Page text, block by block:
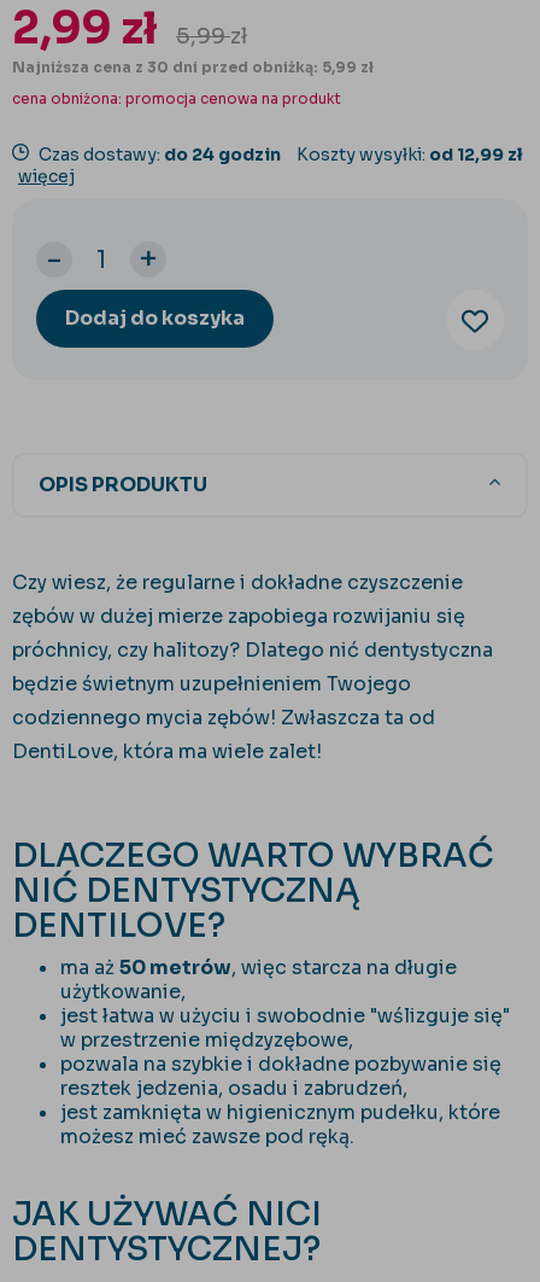
2,99 zł 5,99zł
Najniższa cena z 30 dni przed obniżką: 5,99 zł
cena obniżona: promocja cenowa na produkt
Czas dostawy: do 24 godzin Koszty wysyłki: od 12,99 zł
więcej
- +
Dodaj do koszyka
OPIS PRODUKTU
Czy wiesz, że regularne i dokładne czyszczenie
zębów w dużej mierze zapobiega rozwijaniu się
próchnicy, czy halitozy? Dlatego nić dentystyczna
będzie świetnym uzupełnieniem Twojego
codziennego mycia zębów! Zwłaszcza ta od
DentiLove, która ma wiele zalet!
DLACZEGO WARTO WYBRAĆ
NIĆ DENTYSTYCZNĄ
DENTILOVE?
ma aż50 metrów, więc starcza na długie
użytkowanie,
jest łatwa w użyciu i swobodnie "wślizguje się"
w przestrzenie międzyzębowe,
pozwala na szybkie i dokładne pozbywanie się
resztek jedzenia, osadu i zabrudzeń,
jest zamknięta w higienicznym pudełku, które
możesz mieć zawsze pod ręką.
JAK UŻYWAĆ NICI
DENTYSTYCZNEJ?